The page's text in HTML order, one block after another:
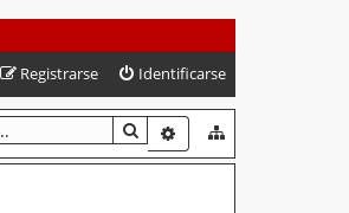
Identificarse
Registrarse
BUSCARBÚSQUEDA